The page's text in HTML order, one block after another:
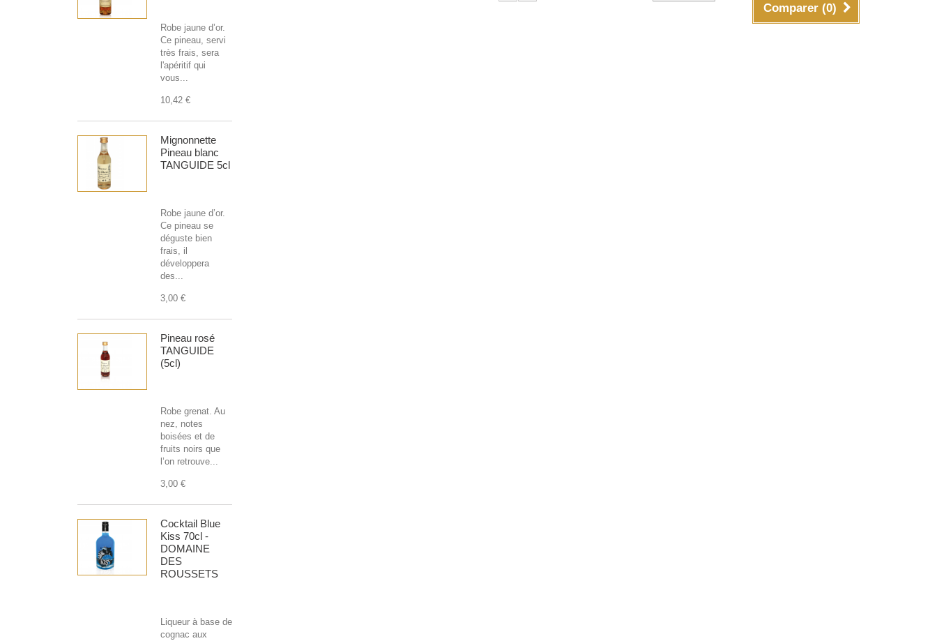
Robe jaune d’or.
Ce pineau, servi
très frais, sera
l'apéritif qui
vous...
10,42 €
Mignonnette
Pineau blanc
TANGUIDE 5cl
Robe jaune d’or.
Ce pineau se
déguste bien
frais, il
développera
des...
3,00 €
Pineau rosé
TANGUIDE
(5cl)
Robe grenat. Au
nez, notes
boisées et de
fruits noirs que
l’on retrouve...
3,00 €
Cocktail Blue
Kiss 70cl -
DOMAINE
DES
ROUSSETS
Liqueur à base de
cognac aux
Comparer (0)